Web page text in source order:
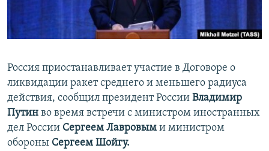
ПОБЕДИТЕЛЕЙ НЕ СУДЯТ?
КРЫМ.НЕПОКОРЕННЫЙ
УКРАИНСКАЯ ПРОБЛЕМА КРЫМА
Все сайты RFE/RL
Россия приостанавливает участие в Договоре о
ликвидации ракет среднего и меньшего радиуса
действия, сообщил президент России Владимир
Путин во время встречи с министром иностранных
дел России Сергеем Лавровым и министром
обороны Сергеем Шойгу.